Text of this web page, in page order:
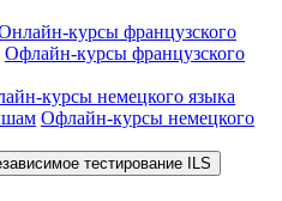
курсы французского
Офлайн-курсы французского
курсы немецкого языка
Офлайн-курсы немецкого
тестирование ILS